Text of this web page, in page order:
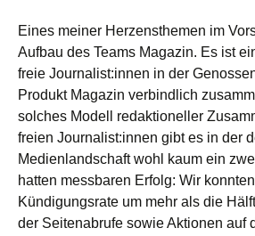
Eines meiner Herzensthemen im
Aufbau des Teams Magazin. Es ist
freie Journalist:innen in der
Produkt Magazin verbindlich
solches Modell redaktioneller
freien Journalist:innen gibt es in der
Medienlandschaft wohl kaum ein
hatten messbaren Erfolg: Wir
Kündigungsrate um mehr als die
der Seitenabrufe sowie Aktionen auf